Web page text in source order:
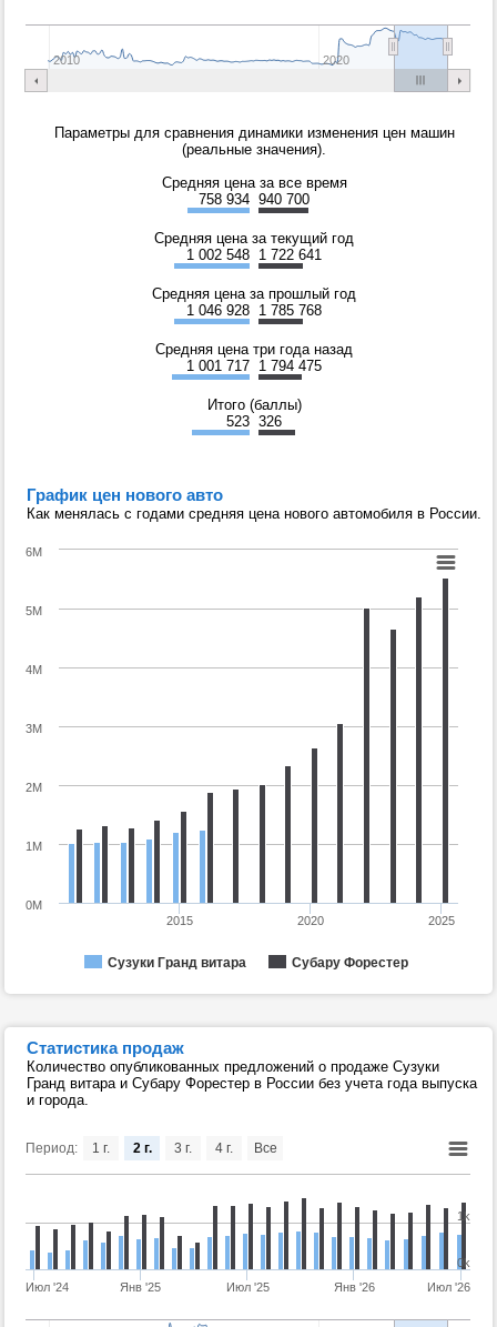
2010 2020
Параметры для сравнения динамики изменения цен машин
(реальные значения).
Средняя цена за все время
758 934 940 700
Средняя цена за текущий год
1 002 548 1 722 641
Средняя цена за прошлый год
1 046 928 1 785 768
Средняя цена три года назад
1 001 717 1 794 475
Итого (баллы)
523 326
График цен нового авто
Как менялась с годами средняя цена нового автомобиля в России.
Сузуки Гранд витара Субару Форестер
2015 2020 2025
0M
1M
2M
3M
4M
5M
6M
Статистика продаж
Количество опубликованных предложений о продаже Сузуки
Гранд витара и Субару Форестер в России без учета года выпуска
и города.
Период:
Июл '24 Янв '25 Июл '25 Янв '26 Июл '26
0k
1k
1 г. 2 г. 3 г. 4 г. Все